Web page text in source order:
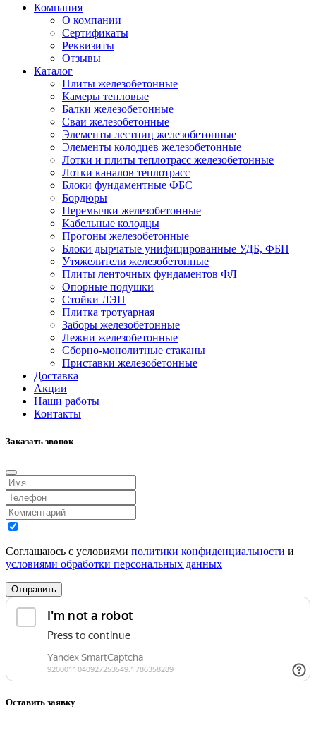
Компания
О компании
Сертификаты
Реквизиты
Отзывы
Каталог
Плиты железобетонные
Камеры тепловые
Балки железобетонные
Сваи железобетонные
Элементы лестниц железобетонные
Элементы колодцев железобетонные
Лотки и плиты теплотрасс железобетонные
Лотки каналов теплотрасс
Блоки фундаментные ФБС
Бордюры
Перемычки железобетонные
Кабельные колодцы
Прогоны железобетонные
Блоки дырчатые унифицированные УДБ, ФБП
Утяжелители железобетонные
Плиты ленточных фундаментов ФЛ
Опорные подушки
Стойки ЛЭП
Плитка тротуарная
Заборы железобетонные
Лежни железобетонные
Сборно-монолитные стаканы
Приставки железобетонные
Доставка
Акции
Наши работы
Контакты
Заказать звонок
Соглашаюсь с условиями политики конфиденциальности и
условиями обработки персональных данных
Отправить
Оставить заявку